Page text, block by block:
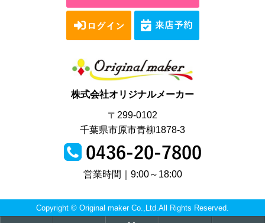
株式会社オリジナルメーカー
〒299-0102
千葉県市原市青柳1878-3
営業時間｜9:00～18:00
Copyright © Original maker Co.,Ltd.All Rights Reserved.